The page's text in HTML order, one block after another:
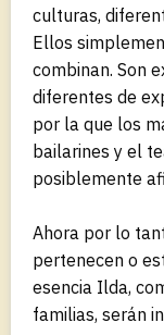
culturas,
Ellos
combinan. Son
diferentes de
por la que los
bailarines y el
posiblemente
Ahora por lo
pertenecen o
esencia Ilda,
familias, serán